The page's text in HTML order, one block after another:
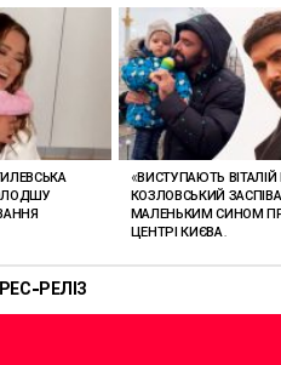
РЕЛІЗ
«ВИСТУПАЮТЬ ВІТАЛІЙ
КОЗЛОВСЬКИЙ
МАЛЕНЬКИМ СИНОМ
ЦЕНТРІ КИЄВА.